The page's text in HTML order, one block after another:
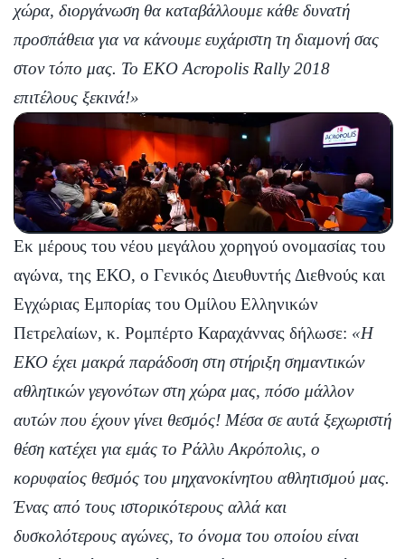
χώρα, διοργάνωση θα καταβάλλουμε κάθε δυνατή
προσπάθεια για να κάνουμε ευχάριστη τη διαμονή σας
στον τόπο μας. Το EKO Acropolis Rally 2018
επιτέλους ξεκινά!»
Εκ μέρους του νέου μεγάλου χορηγού ονομασίας του
αγώνα, της ΕΚΟ, ο Γενικός Διευθυντής Διεθνούς και
Εγχώριας Εμπορίας του Ομίλου Ελληνικών
Πετρελαίων, κ. Ρομπέρτο Καραχάννας δήλωσε: «Η
ΕΚΟ έχει μακρά παράδοση στη στήριξη σημαντικών
αθλητικών γεγονότων στη χώρα μας, πόσο μάλλον
αυτών που έχουν γίνει θεσμός! Μέσα σε αυτά ξεχωριστή
θέση κατέχει για εμάς το Ράλλυ Ακρόπολις, ο
κορυφαίος θεσμός του μηχανοκίνητου αθλητισμού μας.
Ένας από τους ιστορικότερους αλλά και
δυσκολότερους αγώνες, το όνομα του οποίου είναι